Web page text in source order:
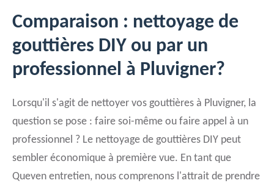
Comparaison : nettoyage de
gouttières DIY ou par un
professionnel à Pluvigner?
Lorsqu'il s'agit de nettoyer vos gouttières à Pluvigner, la
question se pose : faire soi-même ou faire appel à un
professionnel ? Le nettoyage de gouttières DIY peut
sembler économique à première vue. En tant que
Queven entretien, nous comprenons l'attrait de prendre